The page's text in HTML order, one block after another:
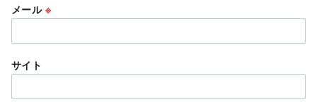
メール ※
サイト